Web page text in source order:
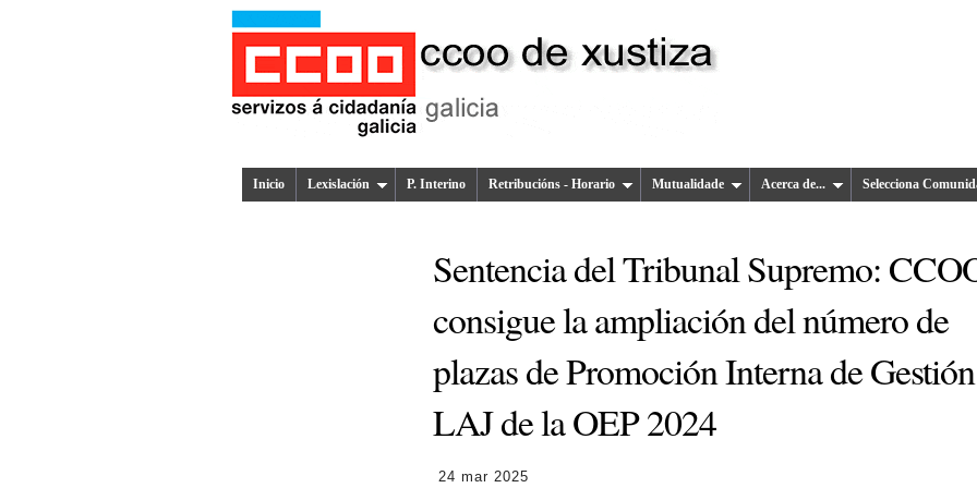
Inicio Lexislación P. Interino Retribucións - Horario Mutualidade Acerca de... Selecciona
Sentencia del Tribunal Supremo:
consigue la ampliación del número de
plazas de Promoción Interna de
LAJ de la OEP 2024
24 mar 2025